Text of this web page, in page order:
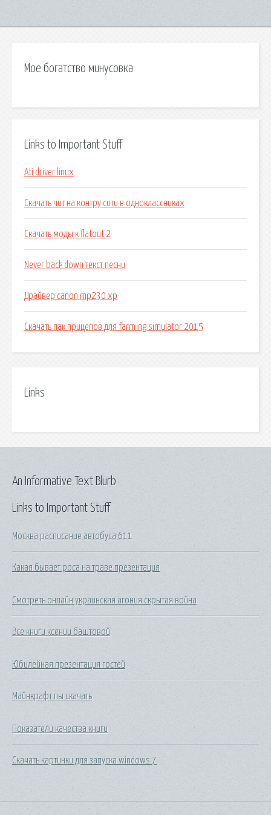
Мое богатство минусовка
Links to Important Stuff
Ati driver linux
Скачать чит на контру сити в одноклассниках
Скачать моды к flatout 2
Never back down текст песни
Драйвер canon mp230 xp
Скачать пак прицепов для farming simulator 2015
Links
Links to Important Stuff
Москва расписание автобуса 611
Какая бывает роса на траве презентация
Смотреть онлайн украинская агония скрытая война
Все книги ксении баштовой
Юбилейная презентация гостей
Майнкрафт пы скачать
Показатели качества книги
Скачать картинки для запуска windows 7
An Informative Text Blurb